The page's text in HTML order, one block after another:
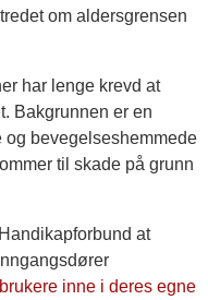
om aldersgrensen
har lenge krevd at
Bakgrunnen er en
og bevegelseshemmede
til skade på grunn
at
inne i deres egne